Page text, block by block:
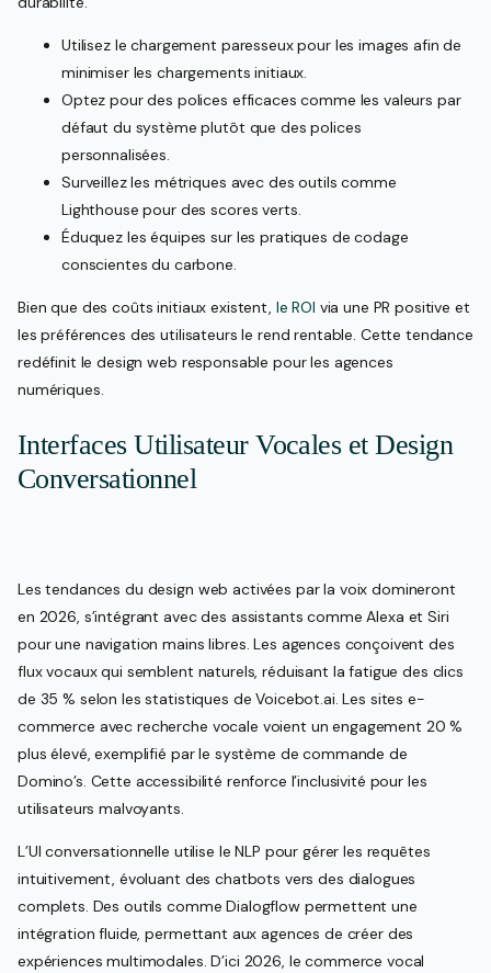
Utilisez le chargement paresseux pour les images afin de
minimiser les chargements initiaux.
Optez pour des polices efficaces comme les valeurs par
défaut du système plutôt que des polices
personnalisées.
Surveillez les métriques avec des outils comme
Lighthouse pour des scores verts.
Éduquez les équipes sur les pratiques de codage
conscientes du carbone.
Bien que des coûts initiaux existent, le ROI via une PR positive et
les préférences des utilisateurs le rend rentable. Cette tendance
redéfinit le design web responsable pour les agences
numériques.
Interfaces Utilisateur Vocales et Design
Conversationnel
Les tendances du design web activées par la voix domineront
en 2026, s’intégrant avec des assistants comme Alexa et Siri
pour une navigation mains libres. Les agences conçoivent des
flux vocaux qui semblent naturels, réduisant la fatigue des clics
de 35 % selon les statistiques de Voicebot.ai. Les sites e-
commerce avec recherche vocale voient un engagement 20 %
plus élevé, exemplifié par le système de commande de
Domino’s. Cette accessibilité renforce l’inclusivité pour les
utilisateurs malvoyants.
L’UI conversationnelle utilise le NLP pour gérer les requêtes
intuitivement, évoluant des chatbots vers des dialogues
complets. Des outils comme Dialogflow permettent une
intégration fluide, permettant aux agences de créer des
expériences multimodales. D’ici 2026, le commerce vocal